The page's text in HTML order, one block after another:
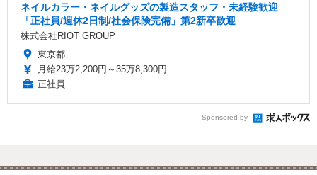
ネイルカラー・ネイルグッズの製造スタッフ・未経験歓迎
「正社員/週休2日制/社会保険完備」第2新卒歓迎
株式会社RIOT GROUP
東京都
月給23万2,200円～35万8,300円
正社員
Sponsored by